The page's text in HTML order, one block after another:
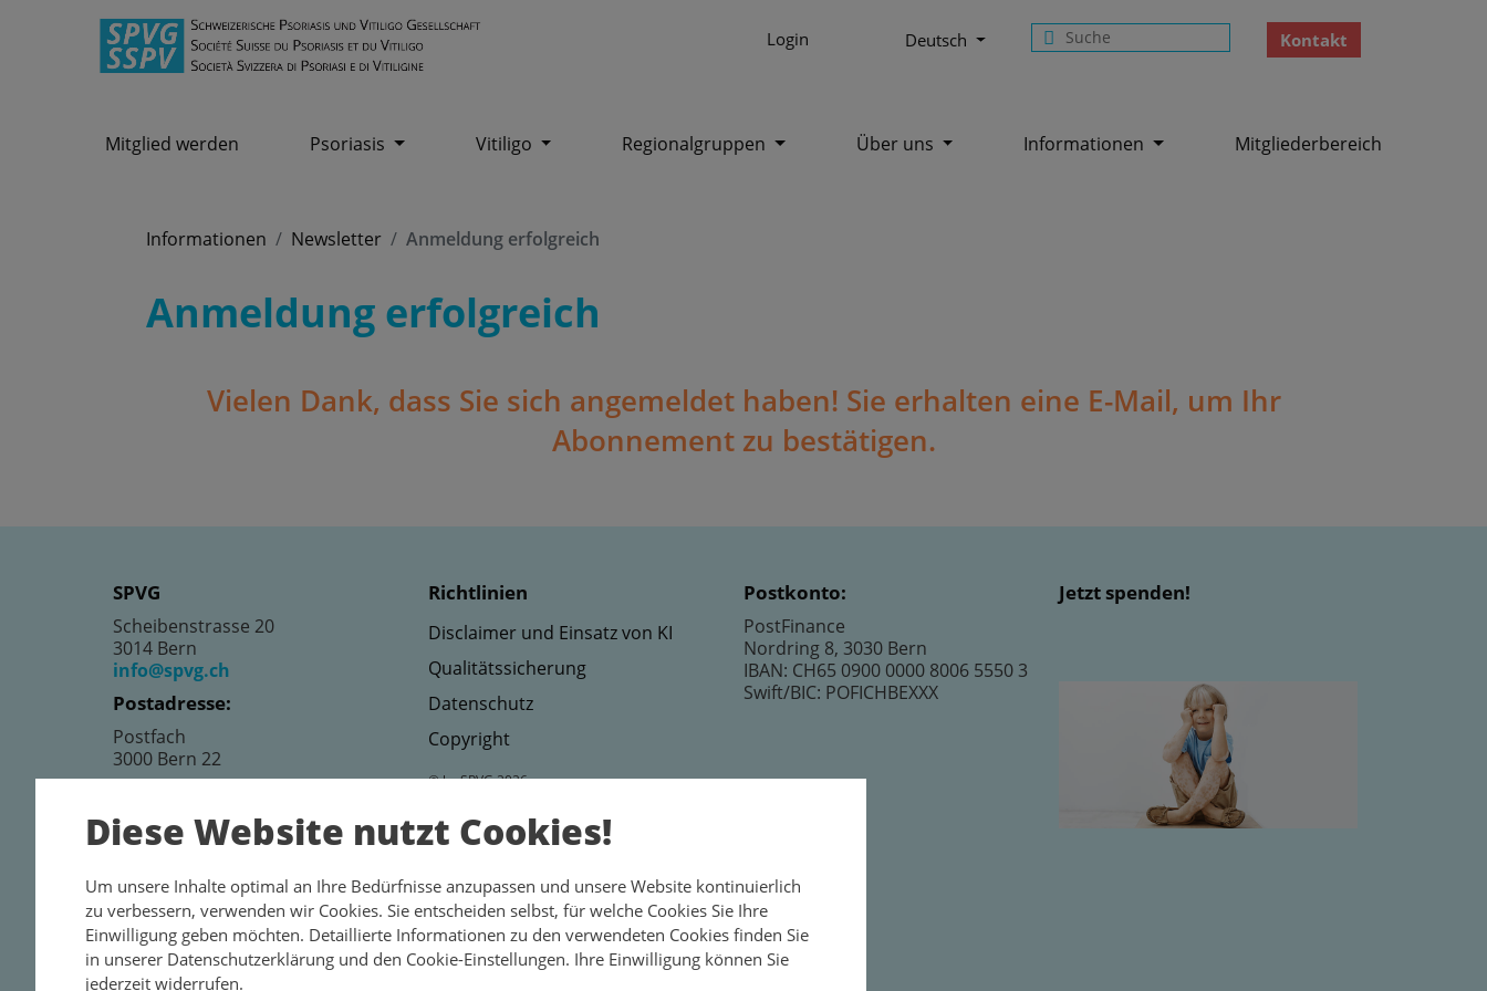
Login Deutsch Kontakt
Mitglied werden Psoriasis Vitiligo Regionalgruppen Über uns Informationen Mitgliederbereich
Informationen Newsletter Anmeldung erfolgreich
Anmeldung erfolgreich
Vielen Dank, dass Sie sich angemeldet haben! Sie erhalten eine E-Mail, um Ihr
Abonnement zu bestätigen.
Diese Website nutzt Cookies!
Um unsere Inhalte optimal an Ihre Bedürfnisse anzupassen und unsere Website kontinuierlich
zu verbessern, verwenden wir Cookies. Sie entscheiden selbst, für welche Cookies Sie Ihre
Einwilligung geben möchten. Detaillierte Informationen zu den verwendeten Cookies finden Sie
in unserer Datenschutzerklärung und den Cookie-Einstellungen. Ihre Einwilligung können Sie
jederzeit widerrufen.
SPVG
Scheibenstrasse 20
3014 Bern
info@spvg.ch
Postadresse:
Postfach
3000 Bern 22
Richtlinien
Disclaimer und Einsatz von KI
Qualitätssicherung
Datenschutz
Copyright
© by SPVG 2026
Postkonto:
PostFinance
Nordring 8, 3030 Bern
IBAN: CH65 0900 0000 8006 5550 3
Swift/BIC: POFICHBEXXX
Jetzt spenden!